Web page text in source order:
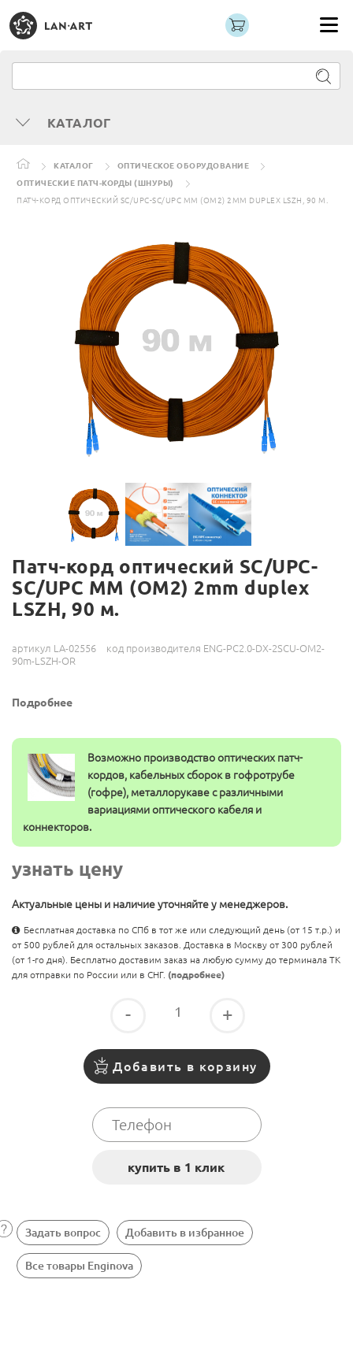
КАТАЛОГ
КАТАЛОГ
ОПТИЧЕСКОЕ ОБОРУДОВАНИЕ
ОПТИЧЕСКИЕ ПАТЧ-КОРДЫ (ШНУРЫ)
ПАТЧ-КОРД ОПТИЧЕСКИЙ SC/UPC-SC/UPC MM (OM2) 2MM DUPLEX LSZH, 90 М.
Патч-корд оптический SC/UPC-
SC/UPC MM (OM2) 2mm duplex
LSZH, 90 м.
артикул LA-02556
код производителя ENG-PC2.0-DX-2SCU-OM2-
90m-LSZH-OR
Подробнее
Возможно производство оптических патч-
кордов, кабельных сборок в гофротрубе
(гофре), металлорукаве с различными
вариациями оптического кабеля и
коннекторов.
узнать цену
Актуальные цены и наличие уточняйте у менеджеров.
Бесплатная доставка по СПб в тот же или следующий день (от 15 т.р.) и
от 500 рублей для остальных заказов. Доставка в Москву от 300 рублей
(от 1-го дня). Бесплатно доставим заказ на любую сумму до терминала ТК
для отправки по России или в СНГ. (подробнее)
- +
Добавить в корзину
Задать вопрос Добавить в избранное
Все товары Enginova